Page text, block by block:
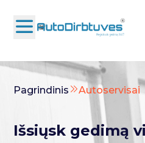
Pagrindinis Autoservisai
Išsiųsk gedimą